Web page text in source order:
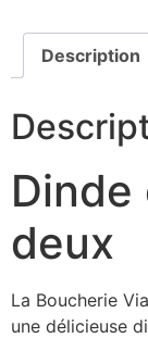
Description
Dinde
deux
La Boucherie
une délicieuse